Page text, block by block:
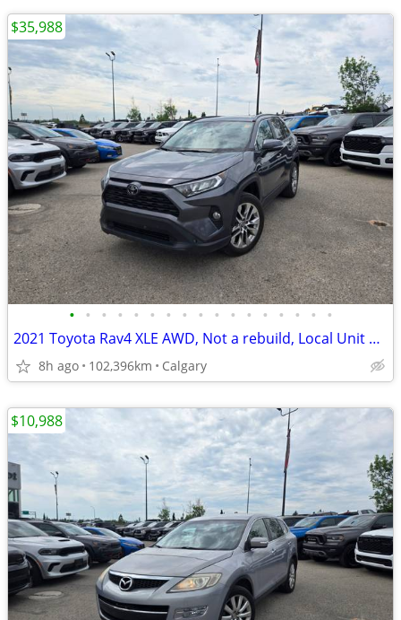
• • • • • • • • • • • • • • • • •
2021 Toyota Rav4 XLE AWD, Not a rebuild, Local Unit #11053A
8h ago 102,396km Calgary
$35,988
$10,988